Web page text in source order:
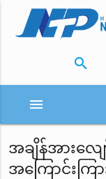
search
menu
အချိန်အားလ
အကြောင်းကြာ